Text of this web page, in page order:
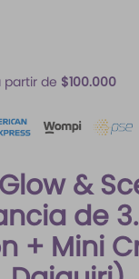
partir de $100.000
&
de
+ Mini